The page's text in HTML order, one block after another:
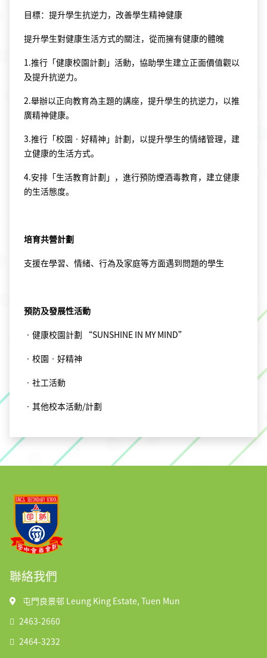
目標：提升學生抗逆力，改善學生精神健康
提升學生對健康生活方式的關注，從而擁有健康的體魄
1.推行「健康校園計劃」活動，協助學生建立正面價值觀以
及提升抗逆力。
2.舉辦以正向教育為主題的講座，提升學生的抗逆力，以推
廣精神健康。
3.推行「校園‧好精神」計劃，以提升學生的情緒管理，建
立健康的生活方式。
4.安排「生活教育計劃」，進行預防煙酒毒教育，建立健康
的生活態度。
培育共營計劃
支援在學習、情緒、行為及家庭等方面遇到問題的學生
預防及發展性活動
‧健康校園計劃 “SUNSHINE IN MY MIND”
‧校園‧好精神
‧社工活動
‧其他校本活動/計劃
聯絡我們
屯門良景邨 Leung King Estate, Tuen Mun
2463-2660
2464-3232